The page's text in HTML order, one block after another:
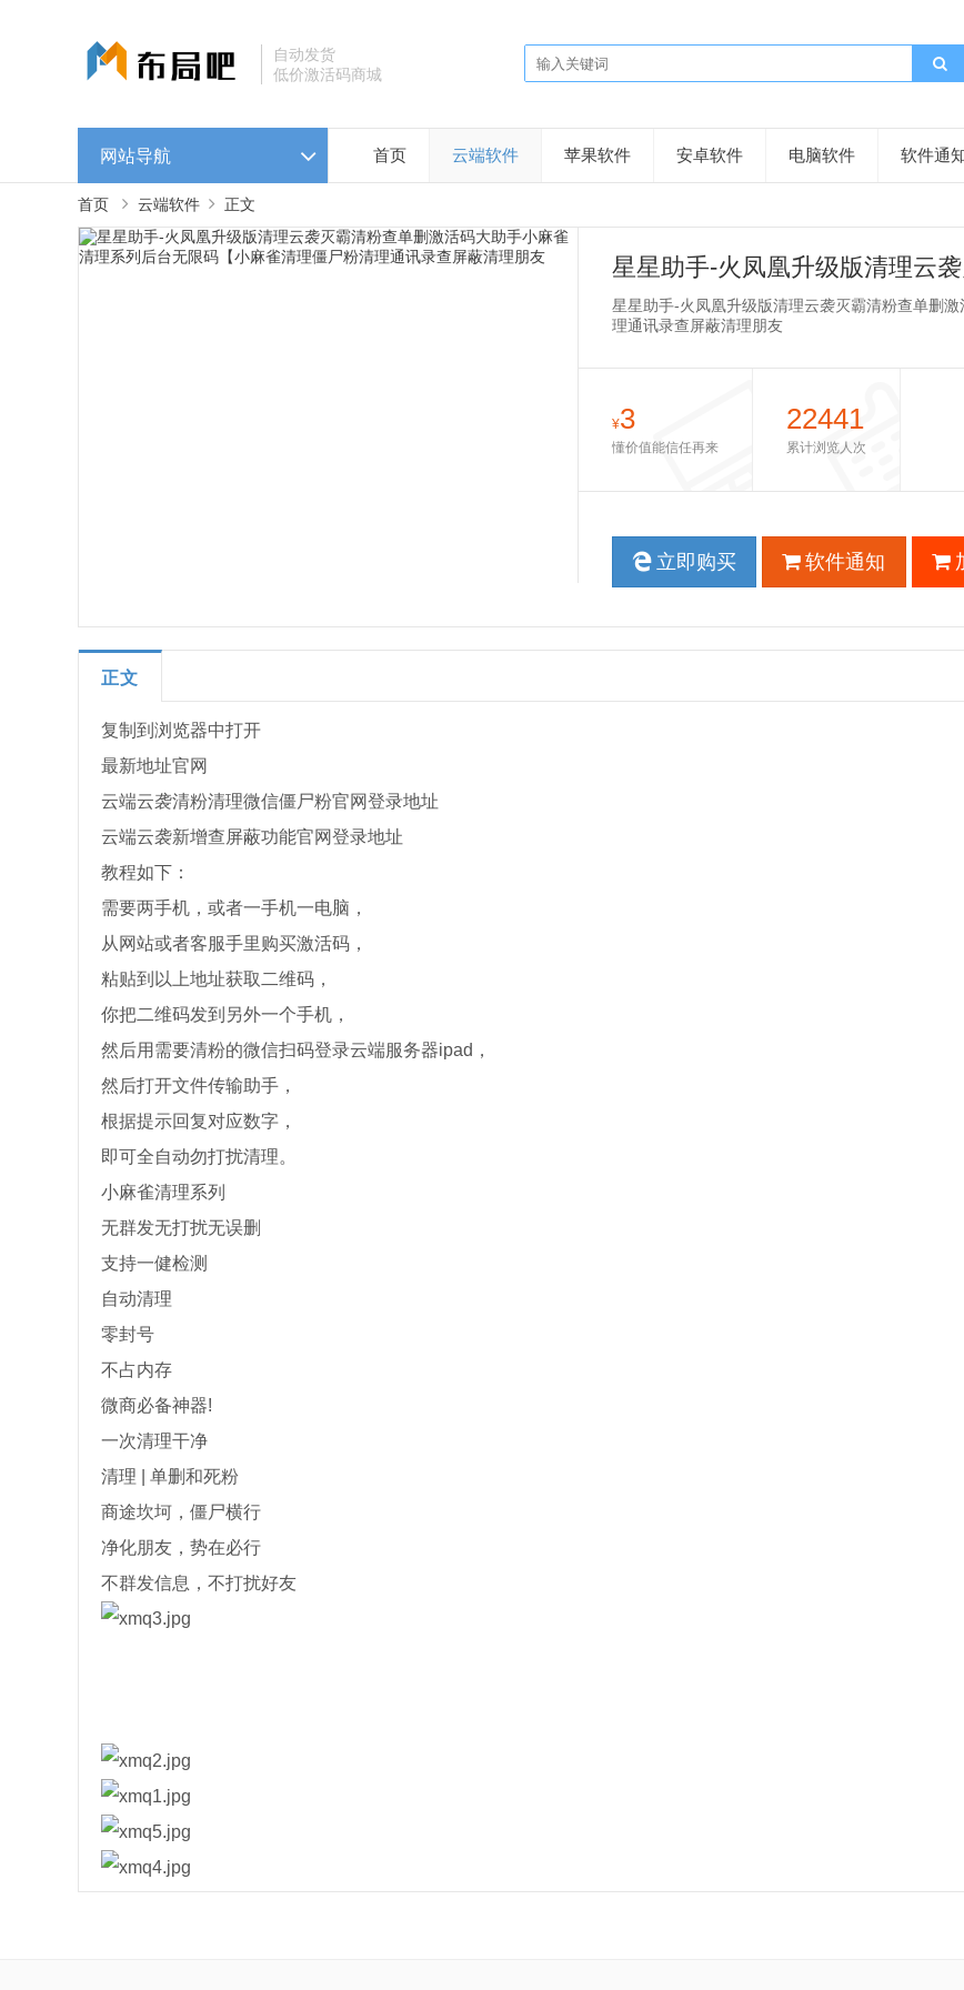
自动发货
低价激活码商城
网站导航 首页 云端软件 苹果软件 安卓软件 电脑软件 软件通
首页 云端软件 正文
星星助手-火凤凰升级版清理云
理系列后台无限码【小麻雀清
星星助手-火凤凰升级版清理云袭灭霸清粉查单删
理通讯录查屏蔽清理朋友
¥3
懂价值能信任再来
22441
累计浏览人次
立即购买 软件通知
正文
复制到浏览器中打开
最新地址官网
云端云袭清粉清理微信僵尸粉官网登录地址
云端云袭新增查屏蔽功能官网登录地址
教程如下：
需要两手机，或者一手机一电脑，
从网站或者客服手里购买激活码，
粘贴到以上地址获取二维码，
你把二维码发到另外一个手机，
然后用需要清粉的微信扫码登录云端服务器ipad，
然后打开文件传输助手，
根据提示回复对应数字，
即可全自动勿打扰清理。
小麻雀清理系列
无群发无打扰无误删
支持一健检测
自动清理
零封号
不占内存
微商必备神器!
一次清理干净
清理 | 单删和死粉
商途坎坷，僵尸横行
净化朋友，势在必行
不群发信息，不打扰好友